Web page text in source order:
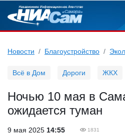
Новости Благоустройство
Всё в Дом Дороги ЖКХ
Ночью 10 мая в
ожидается туман
9 мая 2025 14:55 1831